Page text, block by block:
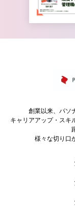
創業以来、パソ
キャリアアップ・スキ
様々な切り口